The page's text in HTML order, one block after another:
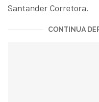
Santander Corretora.
CONTINUA